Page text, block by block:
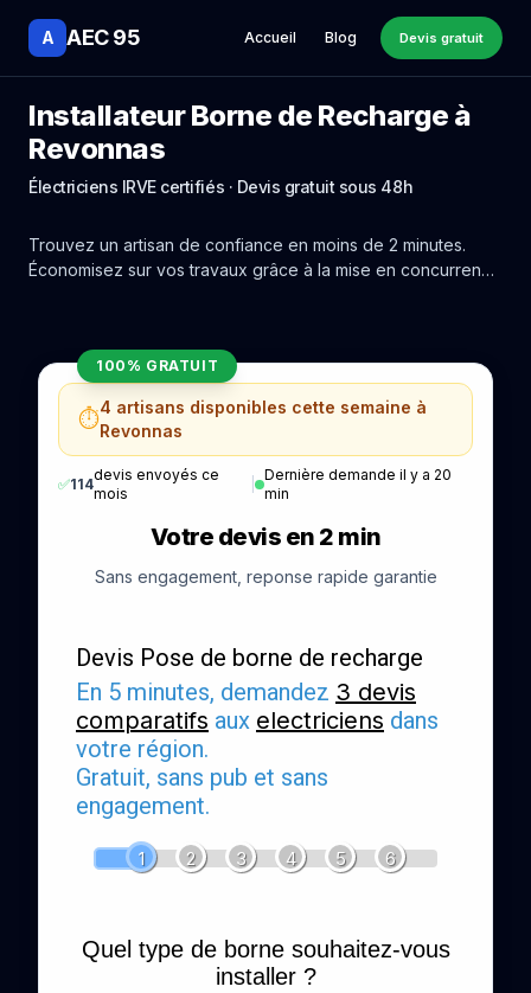
A AEC 95 Accueil Blog Devis gratuit
Installateur Borne de Recharge à
Revonnas
Électriciens IRVE certifiés · Devis gratuit sous 48h
Trouvez un artisan de confiance en moins de 2 minutes.
Économisez sur vos travaux grâce à la mise en concurrence
100% GRATUIT
⏱️4 artisans disponibles cette semaine à
Revonnas
✅114
devis envoyés ce
mois
|
Dernière demande il y a 20
min
Votre devis en 2 min
Sans engagement, reponse rapide garantie
Devis Pose de borne de recharge
En 5 minutes, demandez 3 devis
comparatifs aux electriciens dans
votre région.
Gratuit, sans pub et sans
engagement.
1 2 3 4 5 6
Quel type de borne souhaitez-vous
installer ?